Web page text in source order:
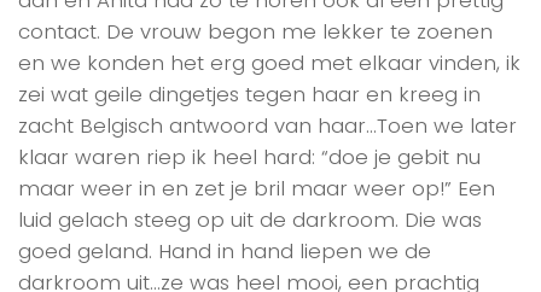
contact. De vrouw begon me lekker te zoenen
en we konden het erg goed met elkaar vinden, ik
zei wat geile dingetjes tegen haar en kreeg in
zacht Belgisch antwoord van haar…Toen we later
klaar waren riep ik heel hard: “doe je gebit nu
maar weer in en zet je bril maar weer op!” Een
luid gelach steeg op uit de darkroom. Die was
goed geland. Hand in hand liepen we de
darkroom uit…ze was heel mooi, een prachtig